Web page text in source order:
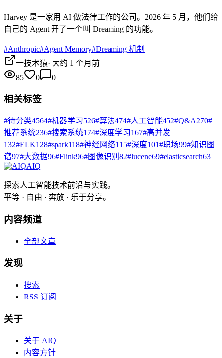
Harvey 是一家用 AI 做法律工作的公司。2026 年 5 月，他们给
自己的 Agent 开了一个叫 Dreaming 的功能。
#Anthropic#Agent Memory#Dreaming 机制
一技术猿· 大约 1 个月前
85
0 0
相关标签
#待分类4564#机器学习526#算法474#人工智能452#Q&A270#
推荐系统236#搜索系统174#深度学习167#高并发
132#ELK128#spark118#神经网络115#深度101#职场99#知识图
谱97#大数据96#Flink96#图像识别 82#lucene69#elasticsearch63
AIQ
探索人工智能技术前沿与实践。
平等 · 自由 · 奔放 · 乐于分享。
内容频道
全部文章
发现
搜索
RSS 订阅
关于
关于 AIQ
内容方针